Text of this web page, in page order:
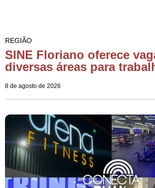
REGIÃO
SINE Floriano oferece
diversas áreas para
8 de agosto de 2026